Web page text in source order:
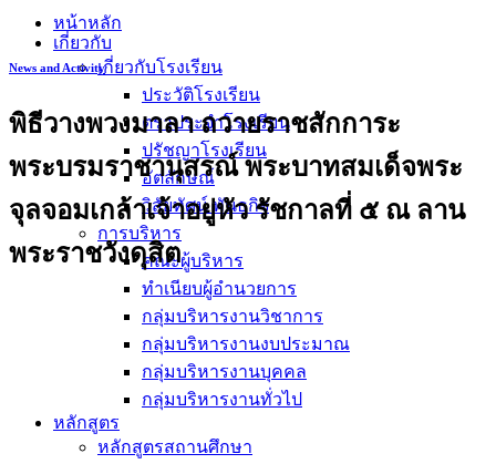
หน้าหลัก
เกี่ยวกับ
เกี่ยวกับโรงเรียน
ประวัติโรงเรียน
ตราประจำโรงเรียน
ปรัชญาโรงเรียน
อัตลักษณ์
วิสัยทัศน์ พันธกิจ
การบริหาร
คณะผู้บริหาร
ทำเนียบผู้อำนวยการ
กลุ่มบริหารงานวิชาการ
กลุ่มบริหารงานงบประมาณ
กลุ่มบริหารงานบุคคล
กลุ่มบริหารงานทั่วไป
หลักสูตร
หลักสูตรสถานศึกษา
News and Activity
พิธีวางพวงมาลา ถวายราชสักการะ
พระบรมราชานุสรณ์ พระบาทสมเด็จพระ
จุลจอมเกล้าเจ้าอยู่หัว รัชกาลที่ ๕ ณ ลาน
พระราชวังดุสิต